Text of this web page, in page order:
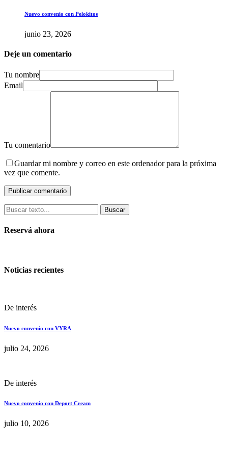
Nuevo convenio con Pelokitos
junio 23, 2026
Deje un comentario
Tu nombre
Email
Tu comentario
Guardar mi nombre y correo en este ordenador para la próxima
vez que comente.
Buscar
Reservá ahora
Noticias recientes
De interés
Nuevo convenio con VYRA
julio 24, 2026
De interés
Nuevo convenio con Deport Cream
julio 10, 2026